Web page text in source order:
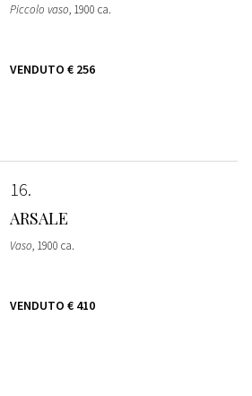
Piccolo vaso, 1900 ca.
VENDUTO € 256
16
ARSALE
Vaso, 1900 ca.
VENDUTO € 410